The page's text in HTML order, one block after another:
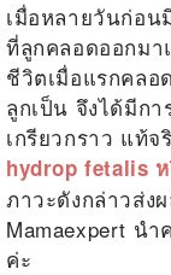
เมื่อหลายวันก่อ
ที่ลูกคลอดออกม
ชีวิตเมื่อแรกคล
ลูกเป็น จึงได้มีก
เกรียวกราว แท้
hydrop fetalis
ภาวะดังกล่าวส่ง
Mamaexpert น
ค่ะ